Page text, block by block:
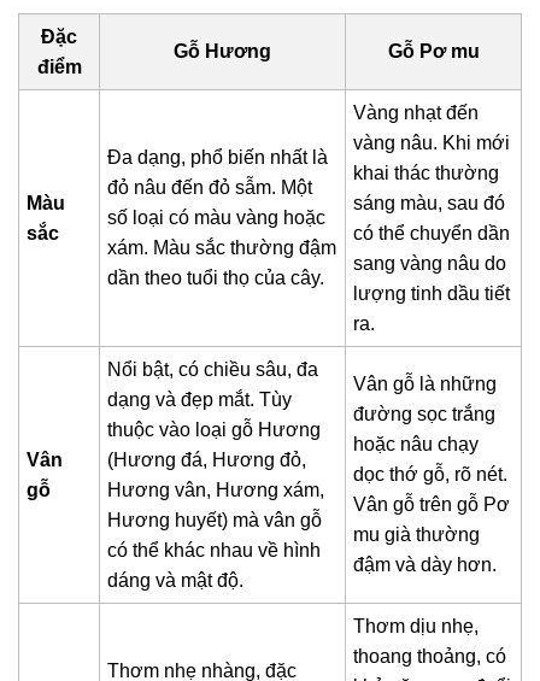
Đặc
điểm
Gỗ Hương Gỗ Pơ mu
Màu
sắc
Đa dạng, phổ biến nhất là
đỏ nâu đến đỏ sẫm. Một
số loại có màu vàng hoặc
xám. Màu sắc thường đậm
dần theo tuổi thọ của cây.
Vàng nhạt đến
vàng nâu. Khi mới
khai thác thường
sáng màu, sau đó
có thể chuyển dần
sang vàng nâu do
lượng tinh dầu tiết
ra.
Vân
gỗ
Nổi bật, có chiều sâu, đa
dạng và đẹp mắt. Tùy
thuộc vào loại gỗ Hương
(Hương đá, Hương đỏ,
Hương vân, Hương xám,
Hương huyết) mà vân gỗ
có thể khác nhau về hình
dáng và mật độ.
Vân gỗ là những
đường sọc trắng
hoặc nâu chạy
dọc thớ gỗ, rõ nét.
Vân gỗ trên gỗ Pơ
mu già thường
đậm và dày hơn.
Thơm nhẹ nhàng, đặc
Thơm dịu nhẹ,
thoang thoảng, có